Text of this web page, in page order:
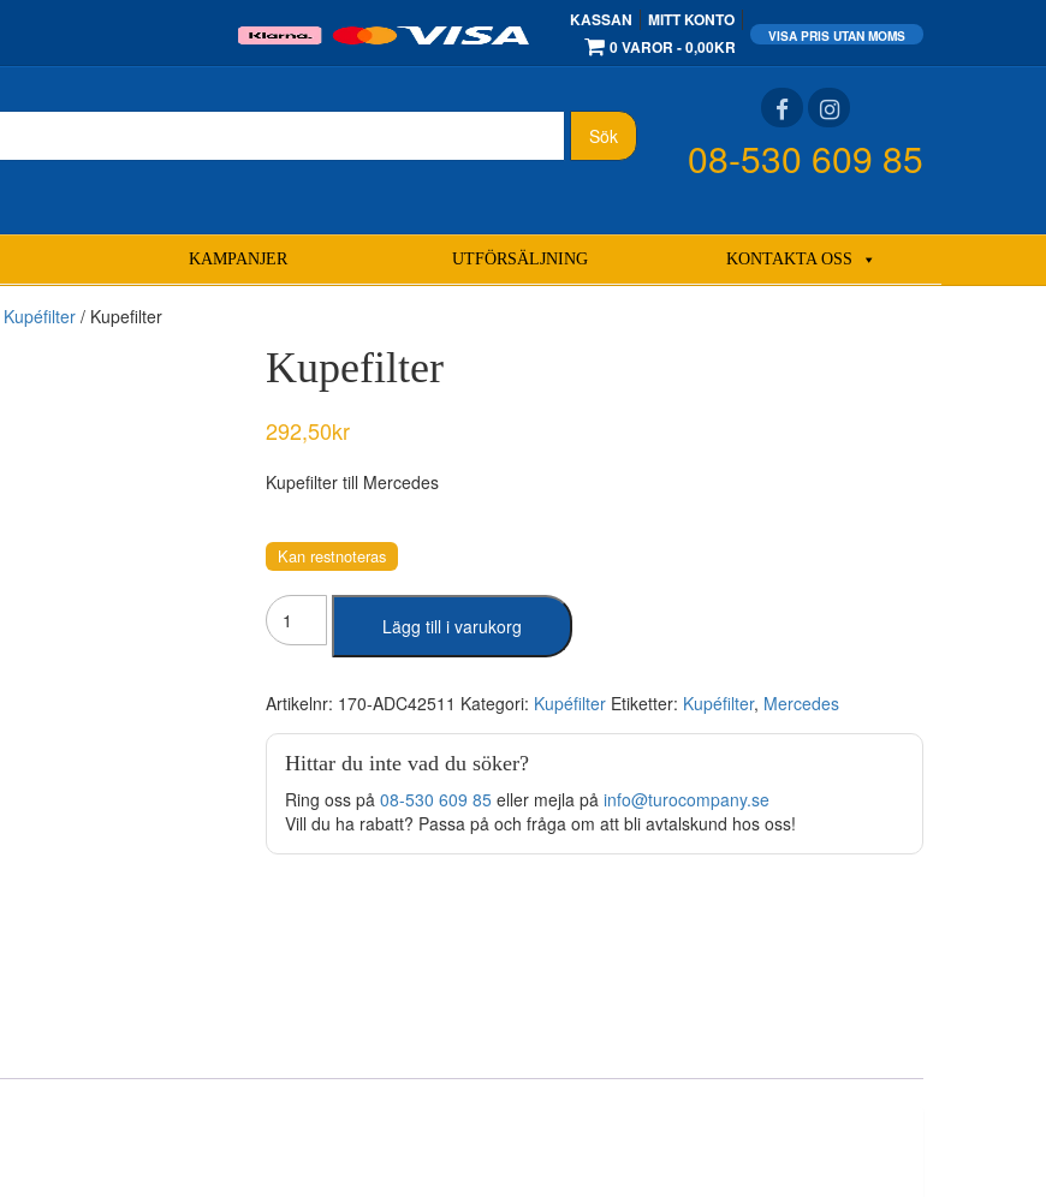
KASSAN
MITT KONTO
0 VAROR
0,00KR
Sök 08-530 609 85
KAMPANJER UTFÖRSÄLJNING KONTAKTA OSS
Kupéfilter / Kupefilter
Kupefilter
292,50kr
Kupefilter till Mercedes
Kan restnoteras
Kupefilter
mängd
Lägg till i varukorg
Artikelnr: 170-ADC42511 Kategori: Kupéfilter Etiketter: Kupéfilter, Mercedes
Hittar du inte vad du söker?
Ring oss på 08-530 609 85eller mejla på info@turocompany.se
Vill du ha rabatt? Passa på och fråga om att bli avtalskund hos oss!